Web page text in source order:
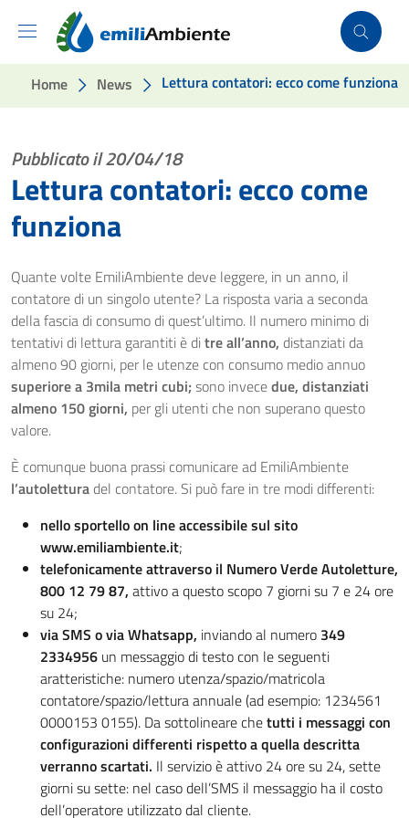
Vai ai contenuti
Vai al footer
Home News Lettura contatori: ecco come funziona
Pubblicato il 20/04/18
Lettura contatori: ecco come
funziona
Quante volte EmiliAmbiente deve leggere, in un anno, il
contatore di un singolo utente? La risposta varia a seconda
della fascia di consumo di quest’ultimo. Il numero minimo di
tentativi di lettura garantiti è di tre all’anno, distanziati da
almeno 90 giorni, per le utenze con consumo medio annuo
superiore a 3mila metri cubi; sono invecedue, distanziati
almeno 150 giorni, per gli utenti che non superano questo
valore.
È comunque buona prassi comunicare ad EmiliAmbiente
l’autolettura del contatore. Si può fare in tre modi differenti:
nello sportello on line accessibile sul sito
www.emiliambiente.it;
telefonicamente attraverso il Numero Verde Autoletture,
800 12 79 87, attivo a questo scopo 7 giorni su 7 e 24 ore
su 24;
via SMS o via Whatsapp, inviando al numero 349
2334956 un messaggio di testo con le seguenti
aratteristiche: numero utenza/spazio/matricola
contatore/spazio/lettura annuale (ad esempio: 1234561
0000153 0155). Da sottolineare chetutti i messaggi con
configurazioni differenti rispetto a quella descritta
verranno scartati. Il servizio è attivo 24 ore su 24, sette
giorni su sette: nel caso dell’SMS il messaggio ha il costo
dell’operatore utilizzato dal cliente.